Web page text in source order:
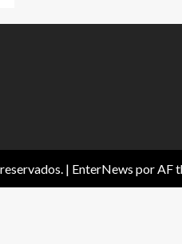
| EnterNews por AF